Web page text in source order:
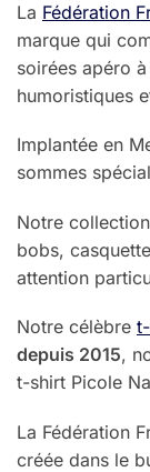
La Fédération
marque qui
soirées apéro
humoristiques
Implantée en
sommes
Notre
bobs,
attention
Notre célèbre
depuis 2015,
t-shirt Picole
La Fédération
créée dans le